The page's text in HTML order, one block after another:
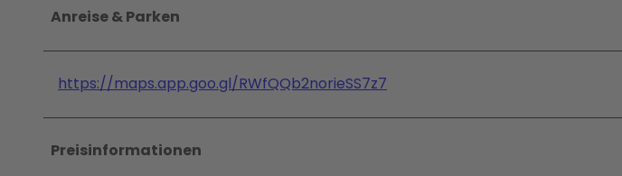
Anreise & Parken
https://maps.app.goo.gl/RWfQQb2norieSS7z7
Preisinformationen